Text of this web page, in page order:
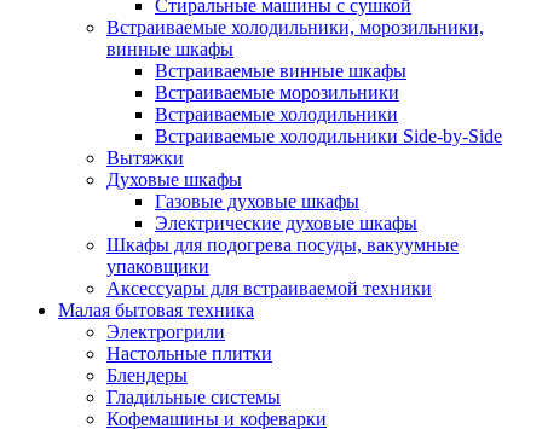
Стиральные машины с сушкой
Встраиваемые холодильники, морозильники,
винные шкафы
Встраиваемые винные шкафы
Встраиваемые морозильники
Встраиваемые холодильники
Встраиваемые холодильники Side-by-Side
Вытяжки
Духовые шкафы
Газовые духовые шкафы
Электрические духовые шкафы
Шкафы для подогрева посуды, вакуумные
упаковщики
Аксессуары для встраиваемой техники
Малая бытовая техника
Электрогрили
Настольные плитки
Блендеры
Гладильные системы
Кофемашины и кофеварки